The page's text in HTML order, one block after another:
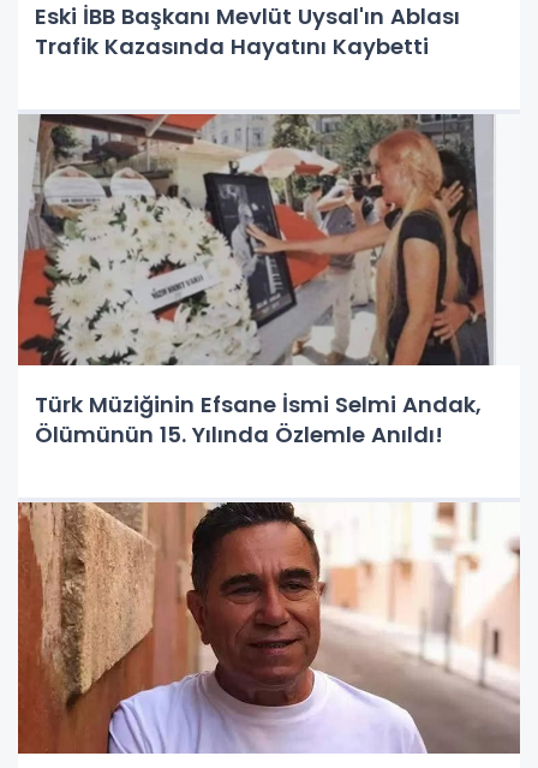
Eski İBB Başkanı Mevlüt Uysal'ın Ablası
Trafik Kazasında Hayatını Kaybetti
Türk Müziğinin Efsane İsmi Selmi Andak,
Ölümünün 15. Yılında Özlemle Anıldı!